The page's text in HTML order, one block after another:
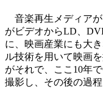
音楽再生メディアが
がビデオからLD、
に、映画産業にも大
ル技術を用いて映画
がそれで、ここ10年
撮影し、その後の過